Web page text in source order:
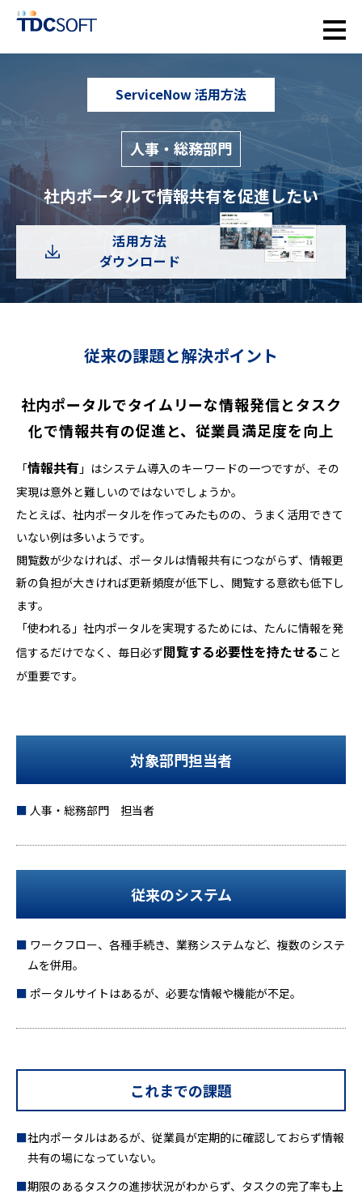
ServiceNow 活用方法
人事・総務部門
社内ポータルで情報共有を促進したい
活用方法
ダウンロード
従来の課題と解決ポイント
社内ポータルでタイムリーな情報発信とタスク
化で情報共有の促進と、従業員満足度を向上
「情報共有 」はシステム導入のキーワードの一つですが、その
実現は意外と難しいのではないでしょうか。
たとえば、社内ポータルを作ってみたものの、うまく活用できて
いない例は多いようです。
閲覧数が少なければ、ポータルは情報共有につながらず、情報更
新の負担が大きければ更新頻度が低下し、閲覧する意欲も低下し
ます。
「使われる」社内ポータルを実現するためには、たんに情報を発
信するだけでなく、毎日必ず閲覧する必要性を持たせる こと
が重要です。
対象部門担当者
人事・総務部門 担当者
従来のシステム
ワークフロー、各種手続き、業務システムなど、複数のシステ
ムを併用。
ポータルサイトはあるが、必要な情報や機能が不足。
これまでの課題
社内ポータルはあるが、従業員が定期的に確認しておらず情報
共有の場になっていない。
期限のあるタスクの進捗状況がわからず、タスクの完了率も上